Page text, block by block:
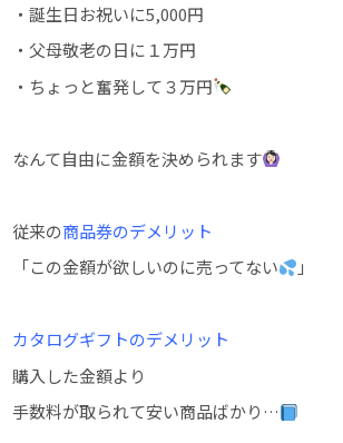
・誕生日お祝いに5,000円
・父母敬老の日に１万円
・ちょっと奮発して３万円
なんて自由に金額を決められます
従来の商品券のデメリット
「この金額が欲しいのに売ってない
」
カタログギフトのデメリット
購入した金額より
手数料が取られて安い商品ばかり…